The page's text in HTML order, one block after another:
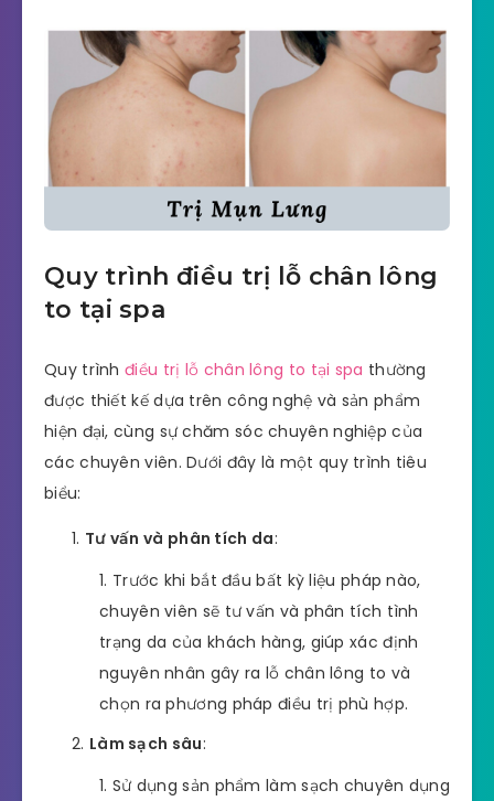
Quy trình điều trị lỗ chân lông
to tại spa
Quy trình điều trị lỗ chân lông to tại spa thường
được thiết kế dựa trên công nghệ và sản phẩm
hiện đại, cùng sự chăm sóc chuyên nghiệp của
các chuyên viên. Dưới đây là một quy trình tiêu
biểu:
Tư vấn và phân tích da:
Trước khi bắt đầu bất kỳ liệu pháp nào,
chuyên viên sẽ tư vấn và phân tích tình
trạng da của khách hàng, giúp xác định
nguyên nhân gây ra lỗ chân lông to và
chọn ra phương pháp điều trị phù hợp.
Làm sạch sâu:
Sử dụng sản phẩm làm sạch chuyên dụng